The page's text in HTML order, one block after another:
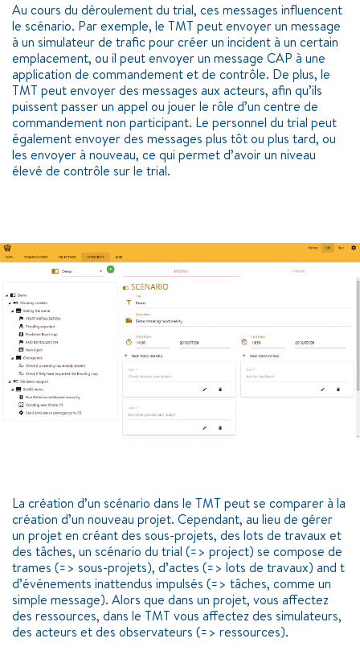
Au cours du déroulement du trial, ces messages influencent
le scénario. Par exemple, le TMT peut envoyer un message
à un simulateur de trafic pour créer un incident à un certain
emplacement, ou il peut envoyer un message CAP à une
application de commandement et de contrôle. De plus, le
TMT peut envoyer des messages aux acteurs, afin qu’ils
puissent passer un appel ou jouer le rôle d’un centre de
commandement non participant. Le personnel du trial peut
également envoyer des messages plus tôt ou plus tard, ou
les envoyer à nouveau, ce qui permet d’avoir un niveau
élevé de contrôle sur le trial.
La création d’un scénario dans le TMT peut se comparer à la
création d’un nouveau projet. Cependant, au lieu de gérer
un projet en créant des sous-projets, des lots de travaux et
des tâches, un scénario du trial (=> project) se compose de
trames (=> sous-projets), d’actes (=> lots de travaux) and t
d’événements inattendus impulsés (=> tâches, comme un
simple message). Alors que dans un projet, vous affectez
des ressources, dans le TMT vous affectez des simulateurs,
des acteurs et des observateurs (=> ressources).